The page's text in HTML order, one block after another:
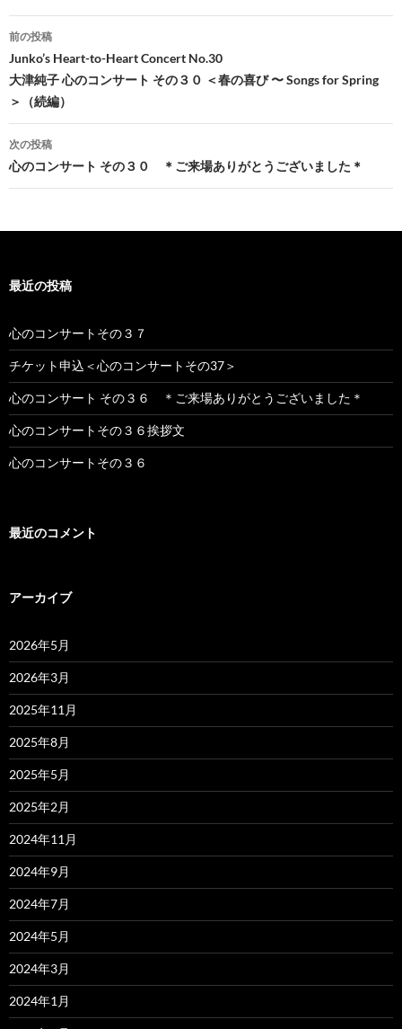
投
稿
ナ
ビ
ゲ
ー
ン
前の投稿
Junko’s Heart-to-Heart Concert No.30
大津純子 心のコンサート その３０ ＜春の喜び 〜 Songs for Spring
＞（続編）
次の投稿
心のコンサート その３０ ＊ご来場ありがとうございました＊
最近の投稿
心のコンサートその３７
チケット申込＜心のコンサートその37＞
心のコンサート その３６ ＊ご来場ありがとうございました＊
心のコンサートその３６挨拶文
心のコンサートその３６
最近のコメント
アーカイブ
2026年5月
2026年3月
2025年11月
2025年8月
2025年5月
2025年2月
2024年11月
2024年9月
2024年7月
2024年5月
2024年3月
2024年1月